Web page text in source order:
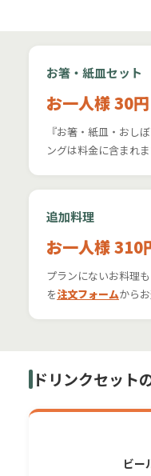
お箸・紙皿セット
お一人様 30円
『お箸・紙皿・おし
ングは料金に含まれ
追加料理
お一人様 310
プランにないお料理
を注文フォームから
ドリンクセット
ビー